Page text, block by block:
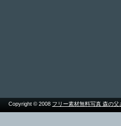
Copyright © 2008 フリー素材無料写真 森の父